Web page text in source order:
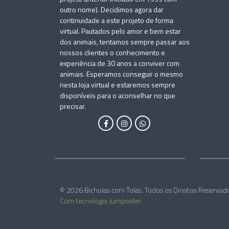
outro nome). Decidimos agora dar
continuidade a este projeto de forma
virtual. Pautados pelo amor e bem estar
dos animais, tentamos sempre passar aos
nossos clientes o conhecimento e
experiência de 30 anos a conviver com
animais. Esperamos conseguir o mesmo
nesta loja virtual e estaremos sempre
disponíveis para o aconselhar no que
precisar.
© 2026 Bicholas com Tolas. Todos os Direitos
Com tecnologia Jumpseller.